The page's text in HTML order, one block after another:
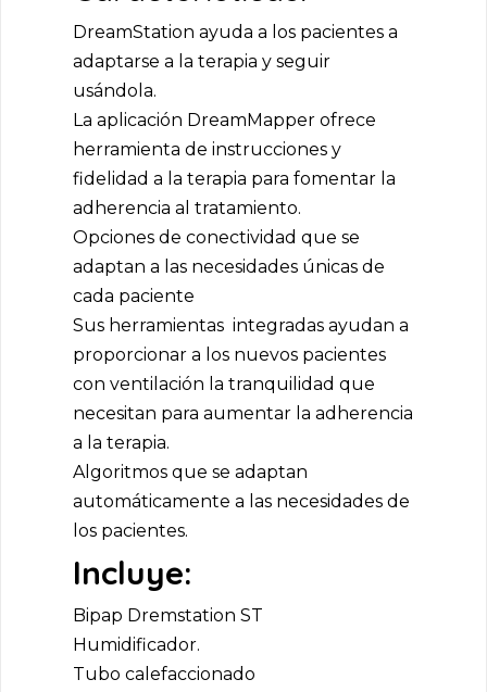
DreamStation ayuda a los pacientes a
adaptarse a la terapia y seguir
usándola.
La aplicación DreamMapper ofrece
herramienta de instrucciones y
fidelidad a la terapia para fomentar la
adherencia al tratamiento.
Opciones de conectividad que se
adaptan a las necesidades únicas de
cada paciente
Sus herramientas integradas ayudan a
proporcionar a los nuevos pacientes
con ventilación la tranquilidad que
necesitan para aumentar la adherencia
a la terapia.
Algoritmos que se adaptan
automáticamente a las necesidades de
los pacientes.
Incluye:
Bipap Dremstation ST
Humidificador.
Tubo calefaccionado